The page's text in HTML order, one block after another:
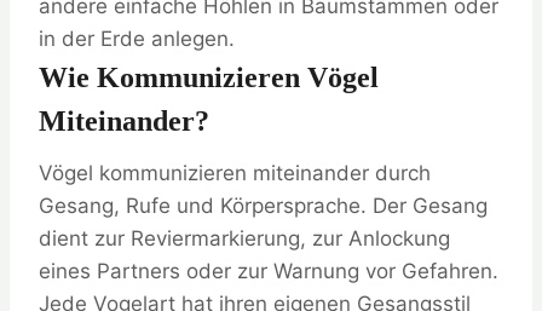
andere einfache Höhlen in Baumstämmen oder
in der Erde anlegen.
Wie Kommunizieren Vögel
Miteinander?
Vögel kommunizieren miteinander durch
Gesang, Rufe und Körpersprache. Der Gesang
dient zur Reviermarkierung, zur Anlockung
eines Partners oder zur Warnung vor Gefahren.
Jede Vogelart hat ihren eigenen Gesangsstil